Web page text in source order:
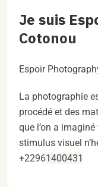
Je suis
Cotonou
Espoir
La photographie
procédé et des
que l’on a
stimulus visuel
+22961400431